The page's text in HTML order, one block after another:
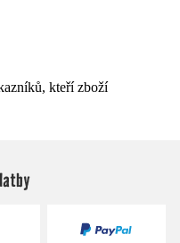
kteří zboží